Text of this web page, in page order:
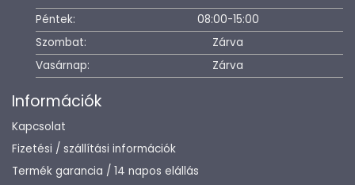
Péntek:
08:00-15:00
Szombat:
Zárva
Vasárnap:
Zárva
Információk
Kapcsolat
Fizetési / szállítási információk
Termék garancia / 14 napos elállás